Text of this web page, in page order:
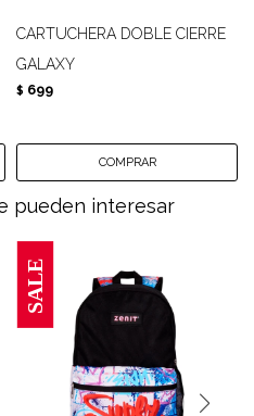
CARTUCHERA DOBLE CIERRE
GALAXY
$ 699
pueden interesar